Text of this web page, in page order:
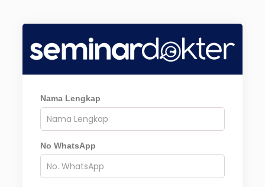
Nama Lengkap
No WhatsApp